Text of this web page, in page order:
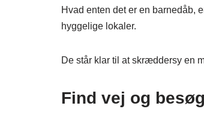
Hvad enten det er en barnedåb,
hyggelige lokaler.
De står klar til at skræddersy en
Find vej og